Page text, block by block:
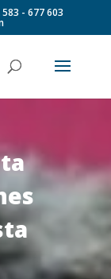
- 677 603